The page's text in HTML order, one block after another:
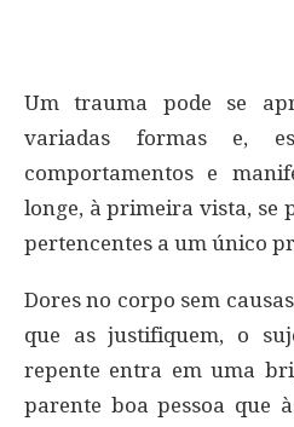
Um trauma pode se
variadas formas e,
comportamentos e
longe, à primeira vista, se
pertencentes a um único
Dores no corpo sem
que as justifiquem, o
repente entra em uma
parente boa pessoa que